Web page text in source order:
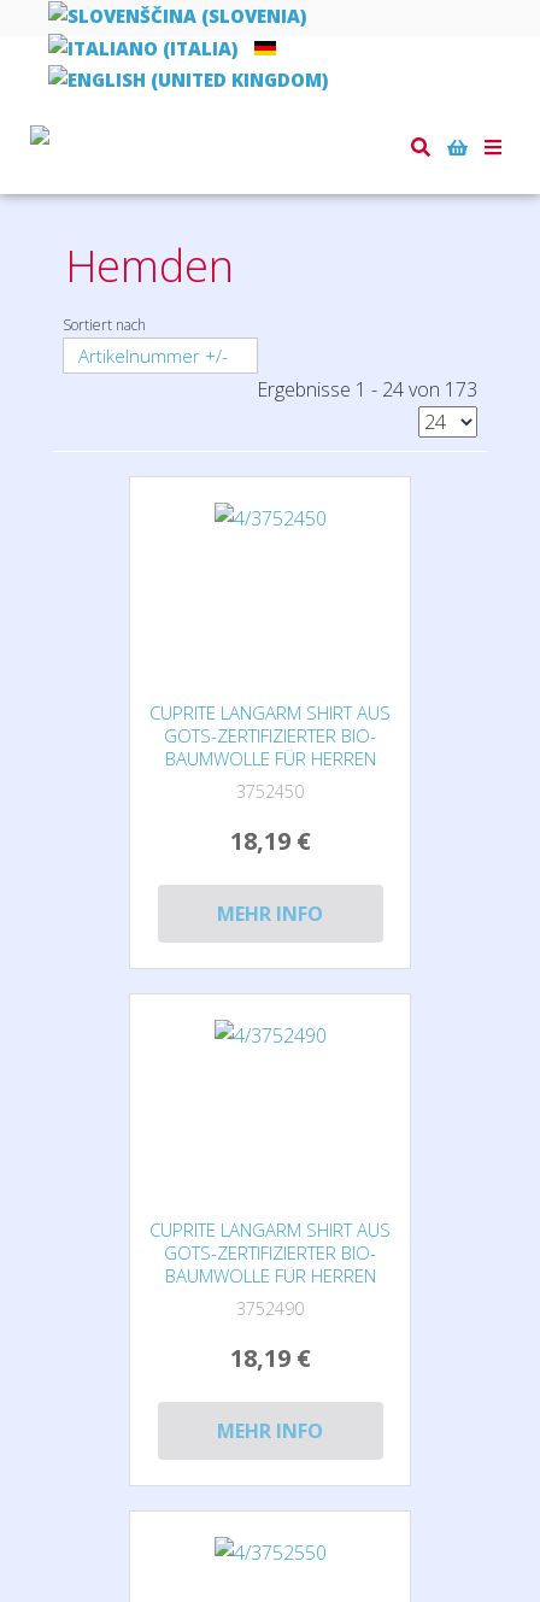
Toggle
Hemden
Sortiert nach
Artikelnummer +/-
Ergebnisse 1 - 24 von 173
CUPRITE LANGARM SHIRT AUS
GOTS-ZERTIFIZIERTER BIO-
BAUMWOLLE FÜR HERREN
3752450
18,19 €
MEHR INFO
CUPRITE LANGARM SHIRT AUS
GOTS-ZERTIFIZIERTER BIO-
BAUMWOLLE FÜR HERREN
3752490
18,19 €
MEHR INFO